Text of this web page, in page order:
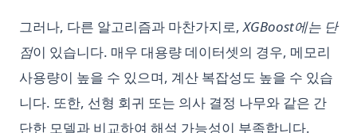
그러나, 다른 알고리즘과 마찬가지로,XGBoost에는 단
점이 있습니다. 매우 대용량 데이터셋의 경우, 메모리
사용량이 높을 수 있으며, 계산 복잡성도 높을 수 있습
니다. 또한, 선형 회귀 또는 의사 결정 나무와 같은 간
단한 모델과 비교하여 해석 가능성이 부족합니다.